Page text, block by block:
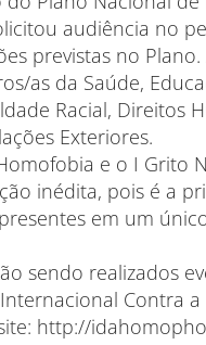
audiência no
previstas no
as da Saúde,
Racial, Direitos
Exteriores.
e o I Grito
inédita, pois é a
presentes em um
sendo realizados
Contra
http://